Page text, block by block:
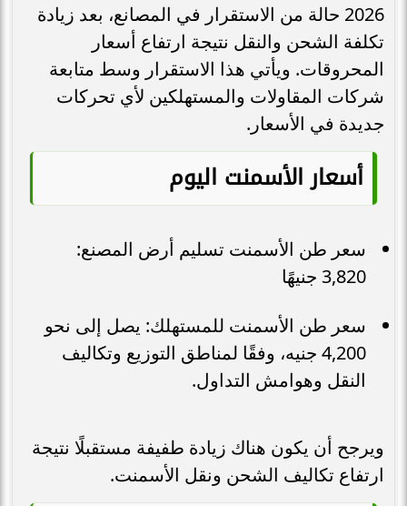
2026 حالة من الاستقرار في المصانع، بعد زيادة
تكلفة الشحن والنقل نتيجة ارتفاع أسعار
المحروقات. ويأتي هذا الاستقرار وسط متابعة
شركات المقاولات والمستهلكين لأي تحركات
جديدة في الأسعار.
أسعار الأسمنت اليوم
سعر طن الأسمنت تسليم أرض المصنع:
3,820 جنيهًا
سعر طن الأسمنت للمستهلك: يصل إلى نحو
4,200 جنيه، وفقًا لمناطق التوزيع وتكاليف
النقل وهوامش التداول.
ويرجح أن يكون هناك زيادة طفيفة مستقبلًا نتيجة
ارتفاع تكاليف الشحن ونقل الأسمنت.